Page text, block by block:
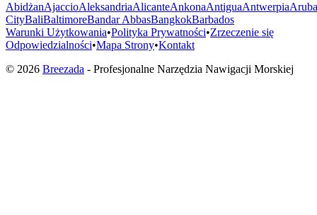
AbidżanAjaccioAleksandriaAlicanteAnkonaAntiguaAntwerpiaAruba
CityBaliBaltimoreBandar AbbasBangkokBarbados
Warunki Użytkowania•Polityka Prywatności•Zrzeczenie się
Odpowiedzialności•Mapa Strony•Kontakt
© 2026 Breezada - Profesjonalne Narzędzia Nawigacji Morskiej